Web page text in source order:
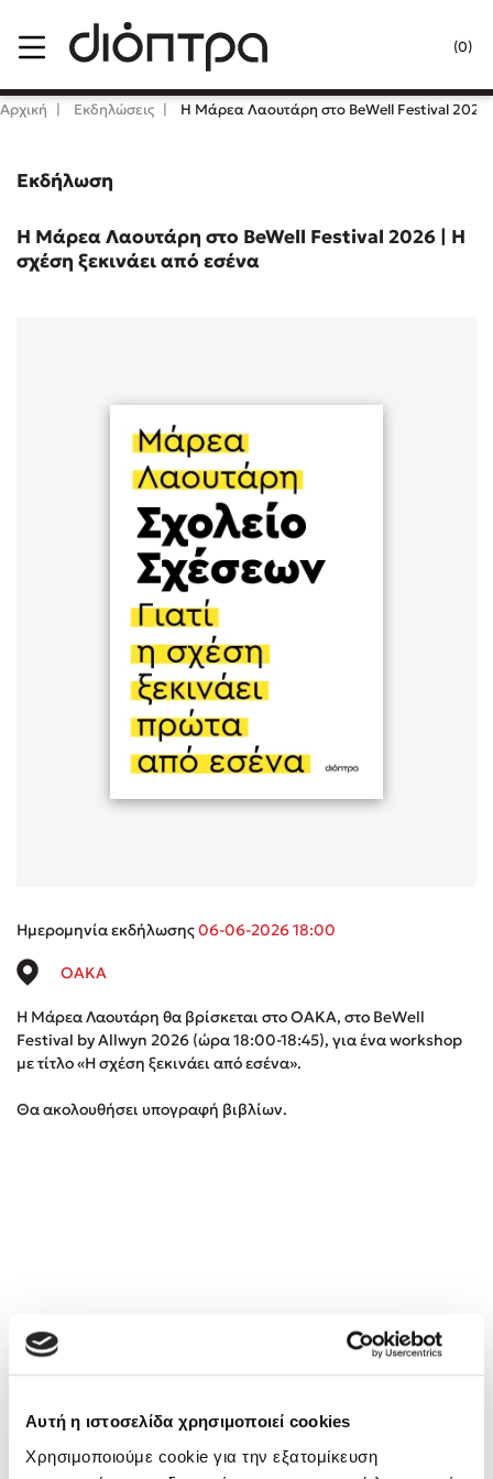
Αυτή η ιστοσελίδα χρησιμοποιεί cookies
Χρησιμοποιούμε cookie για την εξατομίκευση
(0)
Κλείσιμο
Δημοφιλή Βιβλία
Lidia Branković
Χάρης Πολίτης
Καθρέφτης
Sebastian Fitzek
Playlist
Κώστας Κρομμύδας
Δανάη Δεληγεώργη
Πάνω, κάτω, μπροστά, πίσω
Αρχική Εκδηλώσεις Η Μάρεα Λαουτάρη στο BeWell Festival 2026
Εκδήλωση
Η Μάρεα Λαουτάρη στο BeWell Festival 2026 | Η
σχέση ξεκινάει από εσένα
Ημερομηνία εκδήλωσης06-06-2026 18:00
OAKA
Η Μάρεα Λαουτάρη θα βρίσκεται στο ΟΑΚΑ, στο BeWell
Festival by Αllwyn 2026 (ώρα 18:00-18:45), για ένα workshop
με τίτλο «Η σχέση ξεκινάει από εσένα».
Θα ακολουθήσει υπογραφή βιβλίων.